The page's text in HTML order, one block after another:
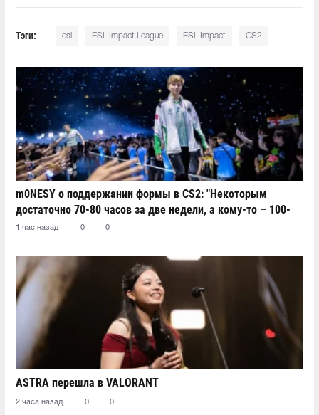
Тэги: esl ESL Impact League ESL Impact CS2
m0NESY о поддержании формы в CS2: "Некоторым
достаточно 70-80 часов за две недели, а кому-то – 100-
110"
1 час назад 0 0
ASTRA перешла в VALORANT
2 часа назад 0 0